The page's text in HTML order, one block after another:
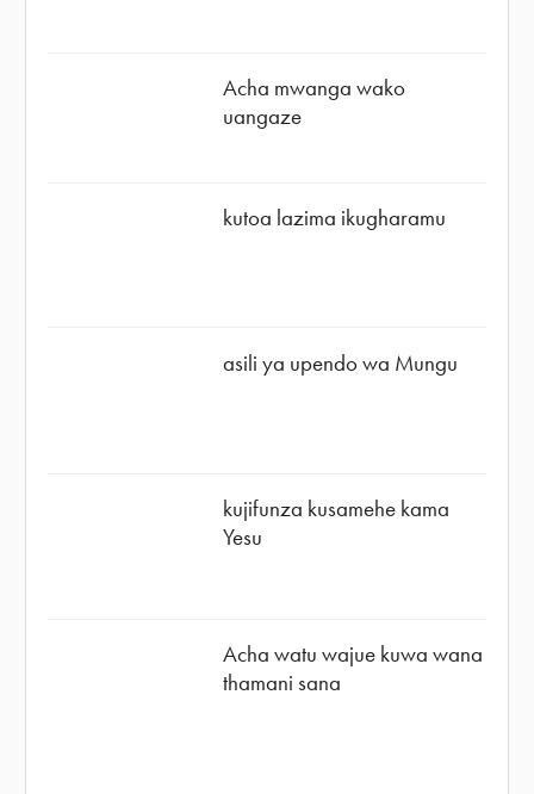
Acha mwanga wako
uangaze
kutoa lazima ikugharamu
asili ya upendo wa Mungu
kujifunza kusamehe kama
Yesu
Acha watu wajue kuwa wana
thamani sana